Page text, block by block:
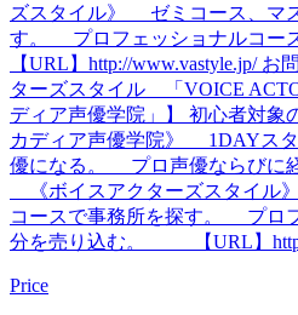
ズスタイル》 ゼミコース、マ
す。 プロフェッショナルコ
【URL】http://www.vastyle.jp/
ターズスタイル 「VOICE
ディア声優学院」】 初心者対
カディア声優学院》 1DAYス
優になる。 プロ声優ならびに
《ボイスアクターズスタイル
コースで事務所を探す。 プロ
分を売り込む。 【URL】
Price